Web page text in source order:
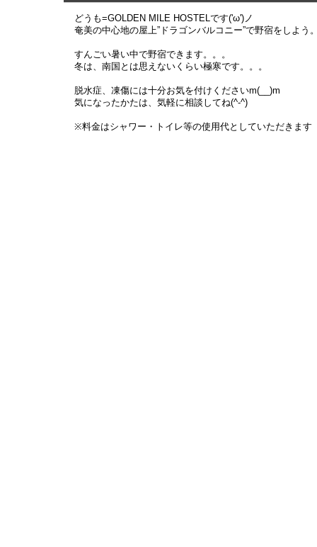
どうも=GOLDEN MILE HOSTELです('ω')ノ
奄美の中心地の屋上”ドラゴンバルコニー”で野宿をしよう
すんごい暑い中で野宿できます。。。
冬は、南国とは思えないくらい極寒です。。。
脱水症、凍傷には十分お気を付けくださいm(__)m
気になったかたは、気軽に相談してね(^-^)
※料金はシャワー・トイレ等の使用代としていただきます